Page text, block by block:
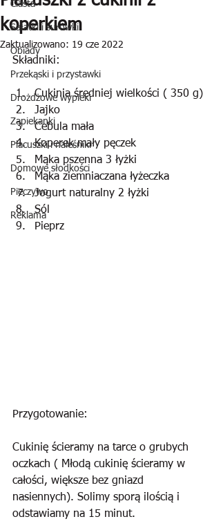
Ciasta
Sałatki i surówki
Obiady
Przekąski i przystawki
Drożdżowe wypieki
Zapiekanki
Placuszki i naleśniki
Domowe słodkości
Pieczywo
Reklama
koperkiem
Zaktualizowano: 19 cze 2022
Składniki:
Cukinia średniej wielkości ( 350 g)
Jajko
Cebula mała
Koperek mały pęczek
Mąka pszenna 3 łyżki
Mąka ziemniaczana łyżeczka
Jogurt naturalny 2 łyżki
Sól
Pieprz
Przygotowanie:
Cukinię ścieramy na tarce o grubych
oczkach ( Młodą cukinię ścieramy w
całości, większe bez gniazd
nasiennych). Solimy sporą ilością i
odstawiamy na 15 minut.